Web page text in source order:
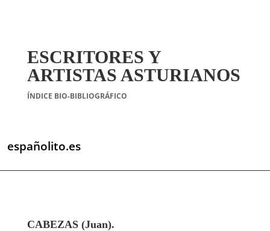
ESCRITORES Y
ARTISTAS ASTURIANOS
ÍNDICE BIO-BIBLIOGRÁFICO
españolito.es
CABEZAS (Juan).